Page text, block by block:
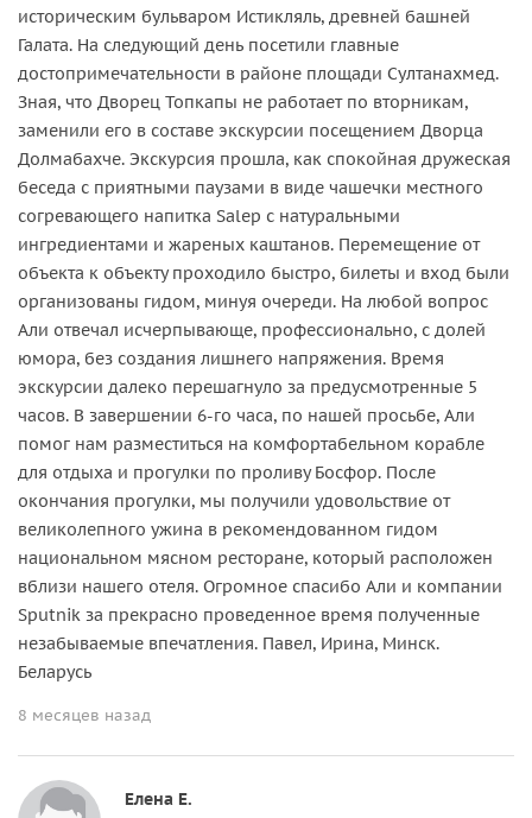
историческим бульваром Истикляль, древней башней
Галата. На следующий день посетили главные
достопримечательности в районе площади Султанахмед.
Зная, что Дворец Топкапы не работает по вторникам,
заменили его в составе экскурсии посещением Дворца
Долмабахче. Экскурсия прошла, как спокойная дружеская
беседа с приятными паузами в виде чашечки местного
согревающего напитка Salep с натуральными
ингредиентами и жареных каштанов. Перемещение от
объекта к объекту проходило быстро, билеты и вход были
организованы гидом, минуя очереди. На любой вопрос
Али отвечал исчерпывающе, профессионально, с долей
юмора, без создания лишнего напряжения. Время
экскурсии далеко перешагнуло за предусмотренные 5
часов. В завершении 6-го часа, по нашей просьбе, Али
помог нам разместиться на комфортабельном корабле
для отдыха и прогулки по проливу Босфор. После
окончания прогулки, мы получили удовольствие от
великолепного ужина в рекомендованном гидом
национальном мясном ресторане, который расположен
вблизи нашего отеля. Огромное спасибо Али и компании
Sputnik за прекрасно проведенное время полученные
незабываемые впечатления. Павел, Ирина, Минск.
Беларусь
8 месяцев назад
Елена Е.